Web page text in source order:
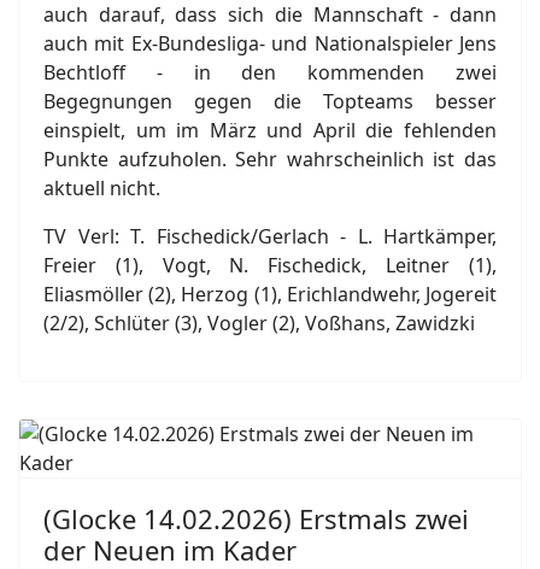
auch darauf, dass sich die Mannschaft - dann
auch mit Ex-Bundesliga- und Nationalspieler Jens
Bechtloff - in den kommenden zwei
Begegnungen gegen die Topteams besser
einspielt, um im März und April die fehlenden
Punkte aufzuholen. Sehr wahrscheinlich ist das
aktuell nicht.
TV Verl: T. Fischedick/Gerlach - L. Hartkämper,
Freier (1), Vogt, N. Fischedick, Leitner (1),
Eliasmöller (2), Herzog (1), Erichlandwehr, Jogereit
(2/2), Schlüter (3), Vogler (2), Voßhans, Zawidzki
(Glocke 14.02.2026) Erstmals zwei
der Neuen im Kader